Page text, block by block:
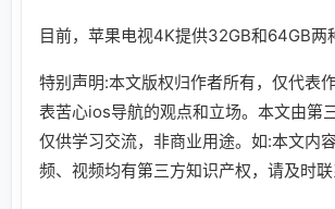
目前，苹果电视4K提供32GB和64GB两
特别声明:本文版权归作者所有，仅代表
表苦心ios导航的观点和立场。本文由第
仅供学习交流，非商业用途。如:本文内
频、视频均有第三方知识产权，请及时联